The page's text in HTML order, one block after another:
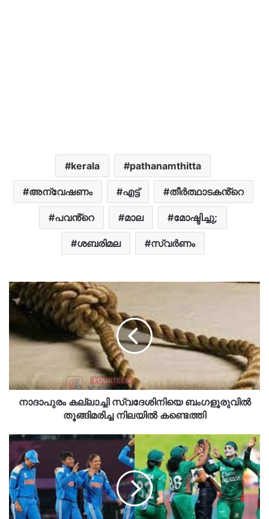
kerala pathanamthitta
അന്വേഷണം എട്ട് തീർത്ഥാടകൻ്റെ
പവൻ്റെ മാല മോഷ്ടിച്ചു;
ശബരിമല സ്വർണം
നാദാപുരം കല്ലാച്ചി സ്വദേശിനിയെ ബംഗളൂരുവിൽ
തൂങ്ങിമരിച്ച നിലയിൽ കണ്ടെത്തി